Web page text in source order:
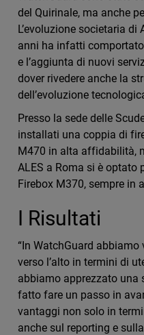
del Quirinale, ma anche
L’evoluzione societaria
anni ha infatti
e l’aggiunta di nuovi
dover rivedere anche la
dell’evoluzione
Presso la sede delle
installati una coppia di
M470 in alta affidabilità,
ALES a Roma si è optato
Firebox M370, sempre in
I Risultati
“In WatchGuard
verso l’alto in termini di
abbiamo apprezzato una
fatto fare un passo in
vantaggi non solo in
anche sul reporting e